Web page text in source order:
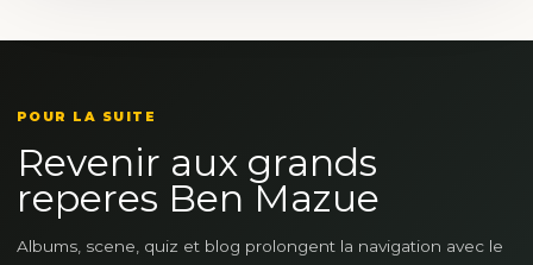
POUR LA SUITE
Revenir aux grands
reperes Ben Mazue
Albums, scene, quiz et blog prolongent la navigation avec le